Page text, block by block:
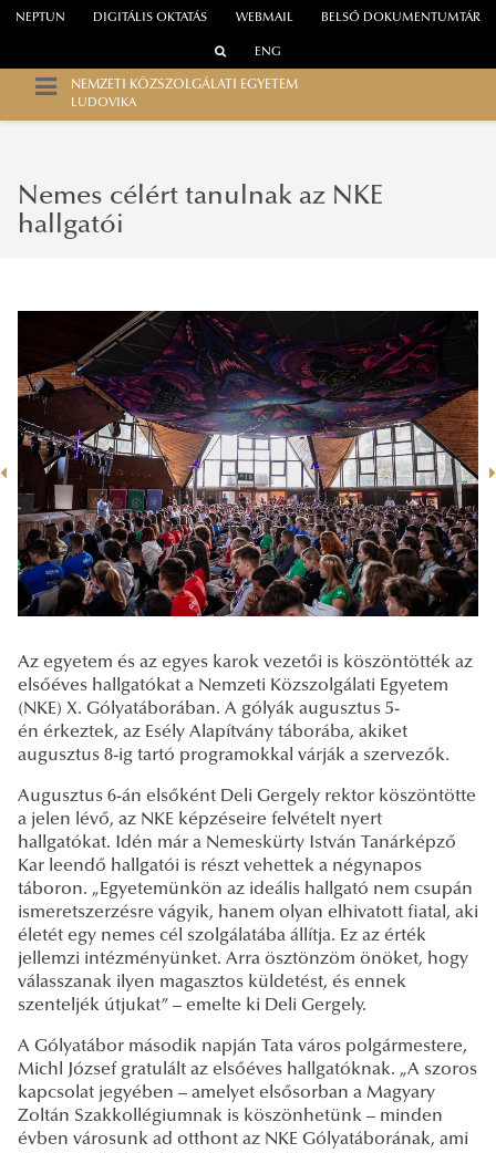
WEBMAIL
NEPTUN DIGITÁLIS OKTATÁS BELSŐ DOKUMENTUMTÁR
ENG
NEMZETI KÖZSZOLGÁLATI EGYETEM
LUDOVIKA
Nemes célért tanulnak az NKE
hallgatói
Az egyetem és az egyes karok vezetői is köszöntötték az
elsőéves hallgatókat a Nemzeti Közszolgálati Egyetem
(NKE) X. Gólyatáborában. A gólyák augusztus 5-
én érkeztek, az Esély Alapítvány táborába, akiket
augusztus 8-ig tartó programokkal várják a szervezők.
Augusztus 6-án elsőként Deli Gergely rektor köszöntötte
a jelen lévő, az NKE képzéseire felvételt nyert
hallgatókat. Idén már a Nemeskürty István Tanárképző
Kar leendő hallgatói is részt vehettek a négynapos
táboron. „Egyetemünkön az ideális hallgató nem csupán
ismeretszerzésre vágyik, hanem olyan elhivatott fiatal, aki
életét egy nemes cél szolgálatába állítja. Ez az érték
jellemzi intézményünket. Arra ösztönzöm önöket, hogy
válasszanak ilyen magasztos küldetést, és ennek
szenteljék útjukat” – emelte ki Deli Gergely.
A Gólyatábor második napján Tata város polgármestere,
Michl József gratulált az elsőéves hallgatóknak. „A szoros
kapcsolat jegyében – amelyet elsősorban a Magyary
Zoltán Szakkollégiumnak is köszönhetünk – minden
évben városunk ad otthont az NKE Gólyatáborának, ami